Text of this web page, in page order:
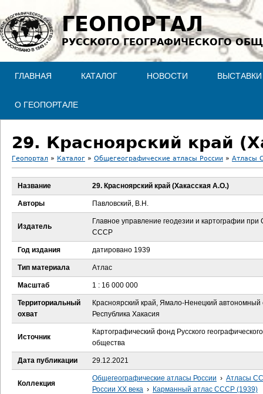
Jump to navigation
ГЕОПОРТАЛ
РУССКОГО ГЕОГРАФИЧЕСКОГО
ГЛАВНАЯ КАТАЛОГ НОВОСТИ ВЫСТАВКИ
О ГЕОПОРТАЛЕ
29. Красноярский край
В
ы
д
е
с
ь
Геопортал » Каталог » Общегеографические атласы России » Атласы
Название 29. Красноярский край (Хакасская А.О.)
Авторы Павловский, В.Н.
Издатель
Главное управление геодезии и картографии при
СССР
Год издания датировано 1939
Тип материала Атлас
Масштаб 1 : 16 000 000
Территориальный
охват
Красноярский край, Ямало-Ненецкий автономный
Республика Хакасия
Источник
Картографический фонд Русского географического
общества
Дата публикации 29.12.2021
Коллекция
Общегеографические атласы России › Атласы
России XX века › Карманный атлас СССР (1939)